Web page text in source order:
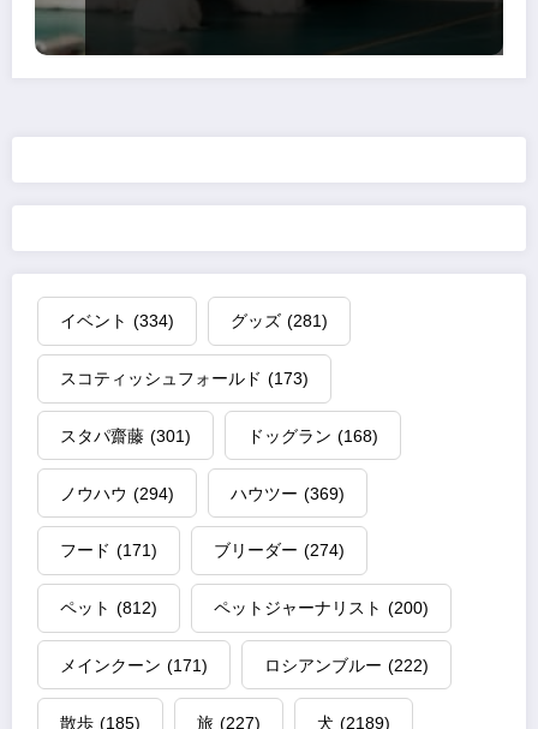
イベント (334) グッズ (281)
スコティッシュフォールド (173)
スタパ齋藤 (301) ドッグラン (168)
ノウハウ (294) ハウツー (369)
フード (171) ブリーダー (274)
ペット (812) ペットジャーナリスト (200)
メインクーン (171) ロシアンブルー (222)
散歩 (185) 旅 (227) 犬 (2189)